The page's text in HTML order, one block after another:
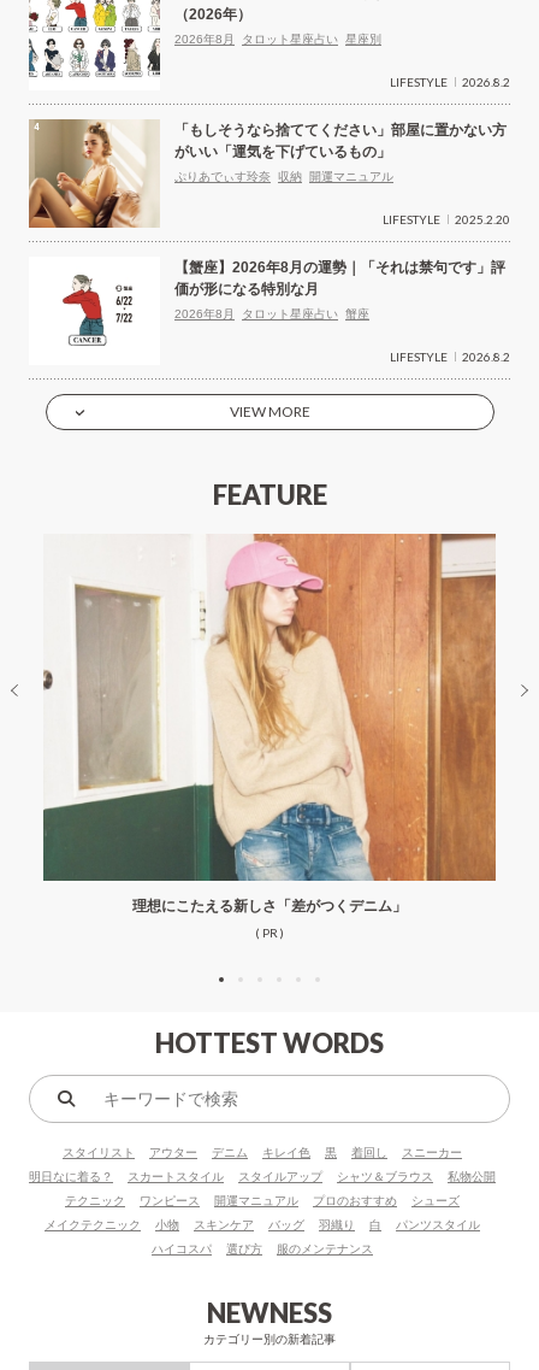
（2026年）
2026年8月 タロット星座占い 星座別
LIFESTYLE 2026.8.2
「もしそうなら捨ててください」部屋に置かない方
がいい「運気を下げているもの」
ぷりあでぃす玲奈 収納 開運マニュアル
LIFESTYLE 2025.2.20
【蟹座】2026年8月の運勢｜「それは禁句です」評
価が形になる特別な月
2026年8月 タロット星座占い 蟹座
LIFESTYLE 2026.8.2
VIEW MORE
FEATURE
理想にこたえる新しさ「差がつくデニム」
( PR )
HOTTEST WORDS
キ
ワ
ー
ド
で
スタイリスト アウター デニム キレイ色 黒 着回し
スニーカー
明日なに着る？
スカートスタイル スタイルアップ シャツ＆ブラウス
私物公開
テクニック
ワンピース 開運マニュアル プロのおすすめ
シューズ
メイクテクニック
小物 スキンケア バッグ 羽織り 白
パンツスタイル
ハイコスパ
選び方 服のメンテナンス
NEWNESS
カテゴリー別の新着記事